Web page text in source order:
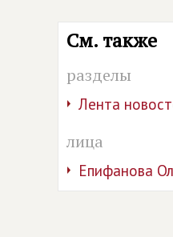
См. также
разделы
Лента
лица
Епифанова